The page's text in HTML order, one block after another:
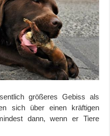
größeres Gebiss als
sich über einen kräftigen
dann, wenn er Tiere